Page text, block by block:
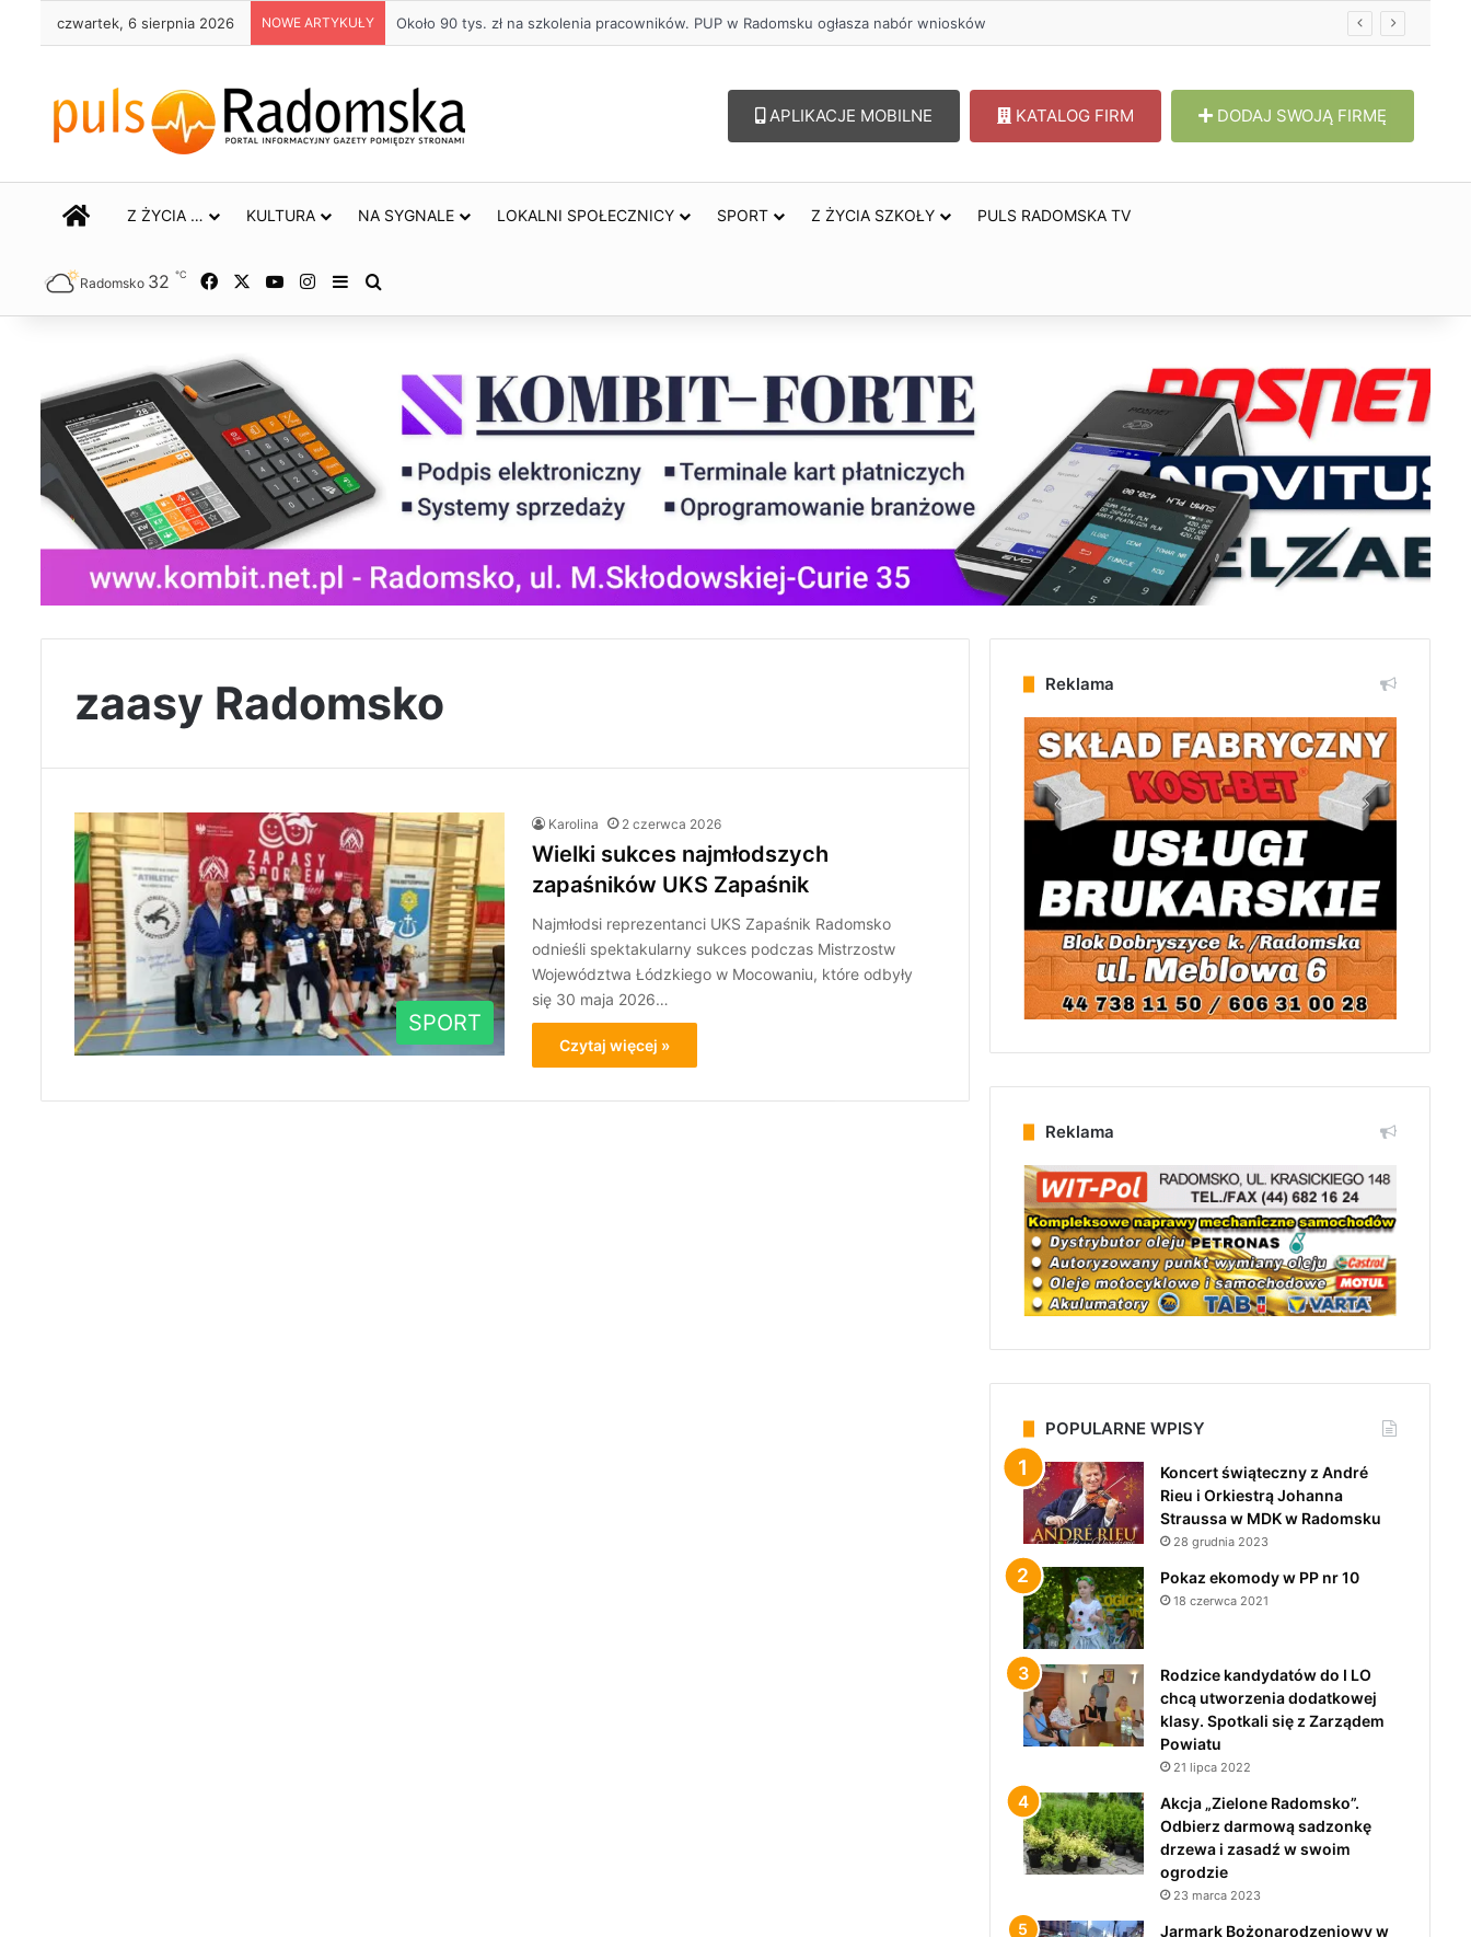
czwartek, 6 sierpnia 2026 NOWE ARTYKUŁY Około 90 tys. zł na szkolenia pracowników. PUP w Radomsku ogłasza nabór wniosków
APLIKACJE MOBILNE KATALOG FIRM DODAJ SWOJĄ FIRMĘ
STRONA GŁÓWNA
Z ŻYCIA … KULTURA NA SYGNALE LOKALNI SPOŁECZNICY SPORT Z ŻYCIA SZKOŁY PULS RADOMSKA TV
Radomsko 32 ℃ Facebook YouTubeInstagram
Sidebar
zaasy Radomsko
SPORT
Karolina 2 czerwca 2026
Wielki sukces najmłodszych
zapaśników UKS Zapaśnik
Najmłodsi reprezentanci UKS Zapaśnik Radomsko
odnieśli spektakularny sukces podczas Mistrzostw
Województwa Łódzkiego w Mocowaniu, które odbyły
się 30 maja 2026…
Czytaj więcej »
Reklama
Reklama
POPULARNE WPISY
Koncert świąteczny z André
Rieu i Orkiestrą Johanna
Straussa w MDK w Radomsku
28 grudnia 2023
Pokaz ekomody w PP nr 10
18 czerwca 2021
Rodzice kandydatów do I LO
chcą utworzenia dodatkowej
klasy. Spotkali się z Zarządem
Powiatu
21 lipca 2022
Akcja „Zielone Radomsko”.
Odbierz darmową sadzonkę
drzewa i zasadź w swoim
ogrodzie
23 marca 2023
Jarmark Bożonarodzeniowy w